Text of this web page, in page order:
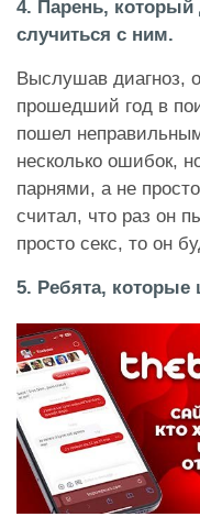
4. Парень, который
случиться с ним.
Выслушав диагноз,
прошедший год в
пошел
несколько ошибок,
парнями, а не
считал, что раз он
просто секс, то он
5. Ребята,